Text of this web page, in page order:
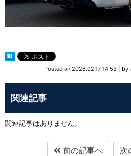
Posted on 2026.02.17 14:53 by
関連記事
関連記事はありません。
前の記事へ 次